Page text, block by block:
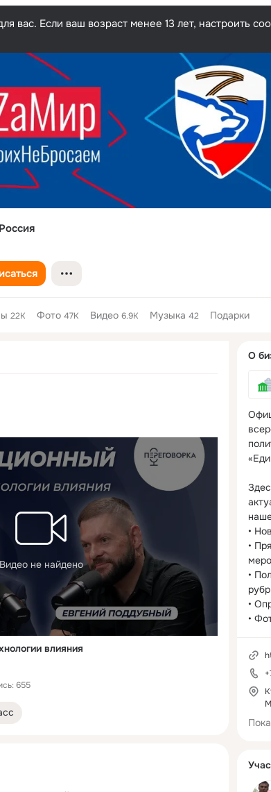
вас. Если ваш возраст менее 13 лет, настроить
22K Фото 47K Видео 6.9K Музыка 42 Подарки
Видео не найдено
влияния
655
колонка
О
•
•
•
•
•